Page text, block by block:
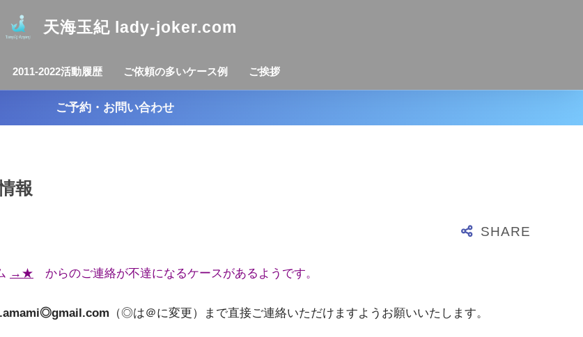
天海玉紀 lady-joker.com
2011-2022活動履歴 ご依頼の多いケース例 ご挨拶
ご予約・お問い合わせ
報
→★ からのご連絡が不達になるケースがあるようです。
（◎は＠に変更）まで直接ご連絡いただけますようお願いいたします。